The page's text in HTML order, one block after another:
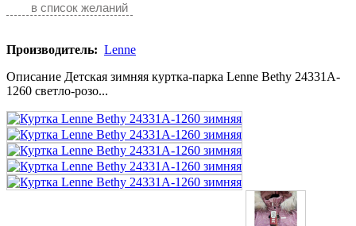
в список желаний
Производитель: Lenne
Описание Детская зимняя куртка-парка Lenne Bethy 24331A-
1260 светло-розо...